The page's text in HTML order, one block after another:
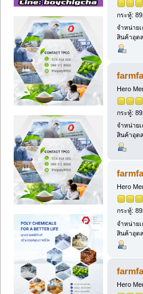
กระทู้:
จำหน่าย
สินค้าอุต
Hero
กระทู้:
จำหน่าย
สินค้าอุต
Hero
กระทู้:
จำหน่าย
สินค้าอุต
Hero